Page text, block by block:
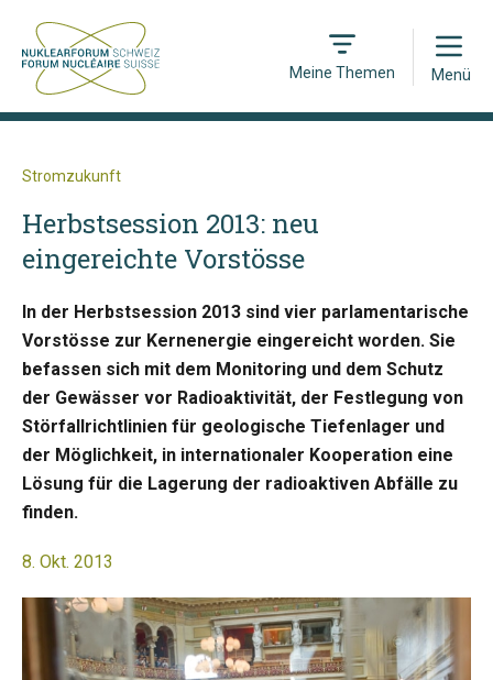
Meine Themen
Open
Menü
Stromzukunft
Herbstsession 2013: neu
eingereichte Vorstösse
In der Herbstsession 2013 sind vier parlamentarische
Vorstösse zur Kernenergie eingereicht worden. Sie
befassen sich mit dem Monitoring und dem Schutz
der Gewässer vor Radioaktivität, der Festlegung von
Störfallrichtlinien für geologische Tiefenlager und
der Möglichkeit, in internationaler Kooperation eine
Lösung für die Lagerung der radioaktiven Abfälle zu
finden.
8. Okt. 2013